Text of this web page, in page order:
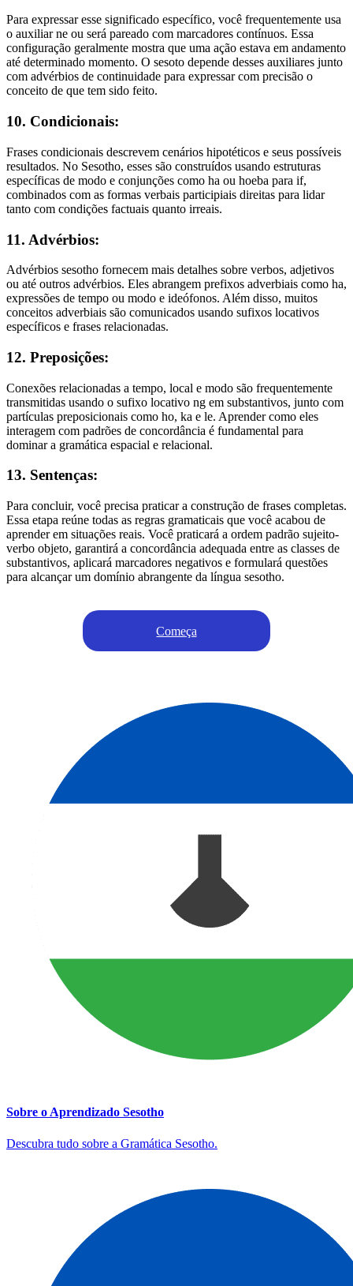
Para expressar esse significado específico, você frequentemente usa
o auxiliar ne ou será pareado com marcadores contínuos. Essa
configuração geralmente mostra que uma ação estava em andamento
até determinado momento. O sesoto depende desses auxiliares junto
com advérbios de continuidade para expressar com precisão o
conceito de que tem sido feito.
10. Condicionais:
Frases condicionais descrevem cenários hipotéticos e seus possíveis
resultados. No Sesotho, esses são construídos usando estruturas
específicas de modo e conjunções como ha ou hoeba para if,
combinados com as formas verbais participiais direitas para lidar
tanto com condições factuais quanto irreais.
11. Advérbios:
Advérbios sesotho fornecem mais detalhes sobre verbos, adjetivos
ou até outros advérbios. Eles abrangem prefixos adverbiais como ha,
expressões de tempo ou modo e ideófonos. Além disso, muitos
conceitos adverbiais são comunicados usando sufixos locativos
específicos e frases relacionadas.
12. Preposições:
Conexões relacionadas a tempo, local e modo são frequentemente
transmitidas usando o sufixo locativo ng em substantivos, junto com
partículas preposicionais como ho, ka e le. Aprender como eles
interagem com padrões de concordância é fundamental para
dominar a gramática espacial e relacional.
13. Sentenças:
Para concluir, você precisa praticar a construção de frases completas.
Essa etapa reúne todas as regras gramaticais que você acabou de
aprender em situações reais. Você praticará a ordem padrão sujeito-
verbo objeto, garantirá a concordância adequada entre as classes de
substantivos, aplicará marcadores negativos e formulará questões
para alcançar um domínio abrangente da língua sesotho.
Começa
Sobre o Aprendizado Sesotho
Descubra tudo sobre a Gramática Sesotho.